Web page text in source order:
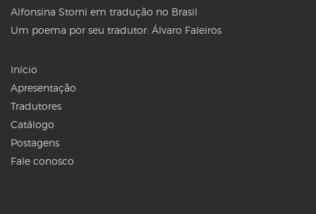
Alfonsina Storni em tradução no Brasil
Um poema por seu tradutor: Álvaro Faleiros
Início
Apresentação
Tradutores
Catálogo
Postagens
Fale conosco